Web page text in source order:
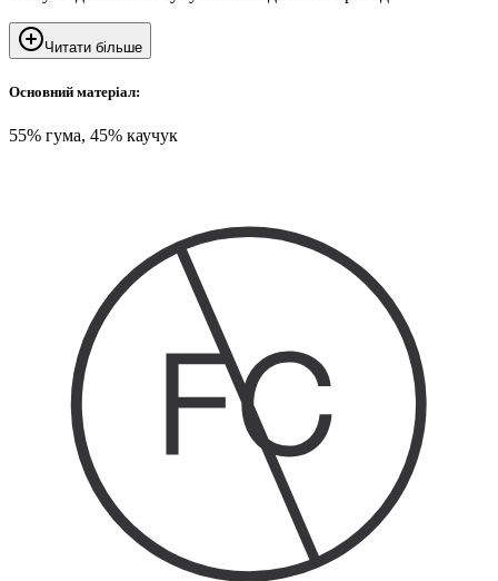
Читати більше
Основний матеріал:
55% гума, 45% каучук